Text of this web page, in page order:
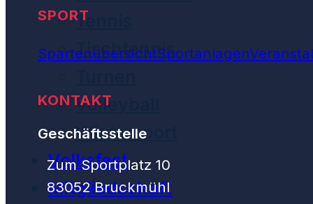
Tennis
Tischtennis
Volleyball
Wintersport
Volksfest
Mitgliedschaft
SPORT
SpartenübersichtSportanlagen
KONTAKT
Geschäftsstelle
Zum Sportplatz 10
83052 Bruckmühl